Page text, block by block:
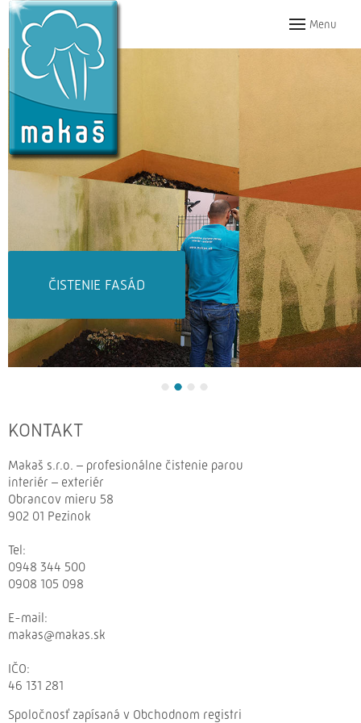
Menu
ČISTENIE DLAŽIEB
KONTAKT
Makaš s.r.o. – profesionálne čistenie parou
interiér – exteriér
Obrancov mieru 58
902 01 Pezinok
Tel:
0948 344 500
0908 105 098
E-mail:
makas@makas.sk
IČO:
46 131 281
Spoločnosť zapísaná v Obchodnom registri